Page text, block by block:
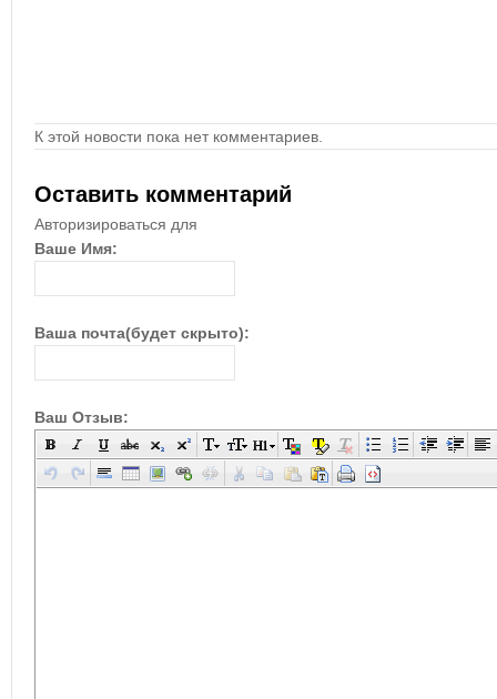
К этой новости пока нет комментариев.
Оставить комментарий
Авторизироваться для
Ваше Имя:
Ваша почта(будет скрыто):
Ваш Отзыв: